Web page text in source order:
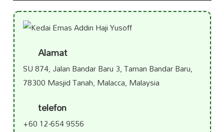
Alamat
SU 874, Jalan Bandar Baru 3, Taman Bandar Baru,
78300 Masjid Tanah, Malacca, Malaysia
telefon
+60 12-654 9556